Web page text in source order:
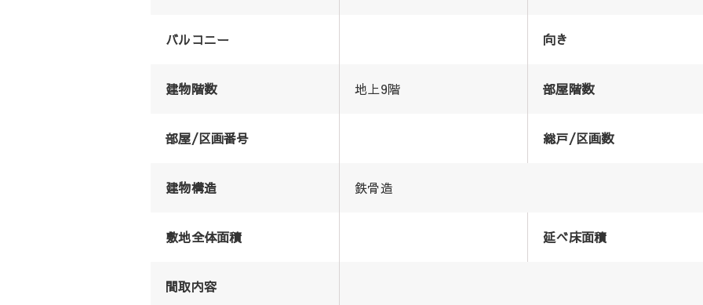
バルコニー 向き
建物階数 地上9階 部屋階数
部屋/区画番号 総戸/区画数
建物構造 鉄骨造
敷地全体面積 延べ床面積
間取内容